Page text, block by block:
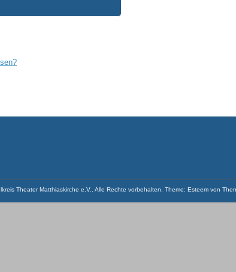
Theater Matthiaskirche e.V. . Alle Rechte vorbehalten. Theme: Esteem von